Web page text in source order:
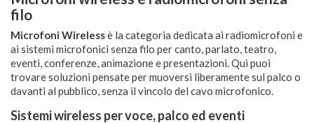
filo
Microfoni Wirelessè la categoria dedicata ai radiomicrofoni e
ai sistemi microfonici senza filo per canto, parlato, teatro,
eventi, conferenze, animazione e presentazioni. Qui puoi
trovare soluzioni pensate per muoversi liberamente sul palco o
davanti al pubblico, senza il vincolo del cavo microfonico.
Sistemi wireless per voce, palco ed eventi